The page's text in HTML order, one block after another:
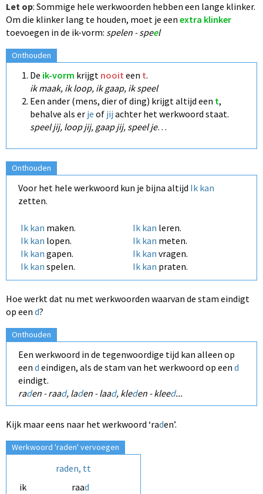
Let op: Sommige hele werkwoorden hebben een lange klinker.
Om die klinker lang te houden, moet je een extra klinker
toevoegen in de ik-vorm: spelen - speel
Onthouden
De ik-vorm krijgt nooit een t.
ik maak, ik loop, ik gaap, ik speel
Een ander (mens, dier of ding) krijgt altijd een t,
behalve als er je of jij achter het werkwoord staat.
speel jij, loop jij, gaap jij, speel je…
Onthouden
Voor het hele werkwoord kun je bijna altijd Ik kan
zetten.
Ik kan maken.
Ik kan lopen.
Ik kan gapen.
Ik kan spelen.
Ik kan leren.
Ik kan meten.
Ik kan vragen.
Ik kan praten.
Hoe werkt dat nu met werkwoorden waarvan de stam eindigt
op een d?
Onthouden
Een werkwoord in de tegenwoordige tijd kan alleen op
een d eindigen, als de stam van het werkwoord op een d
eindigt.
raden - raad, laden - laad, kleden - kleed...
Kijk maar eens naar het werkwoord ‘raden’.
Werkwoord 'raden' vervoegen
raden, tt
ik
raad